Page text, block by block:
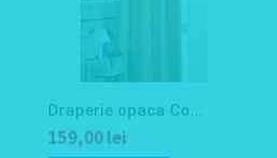
Draperie opaca Co...
159,00 lei